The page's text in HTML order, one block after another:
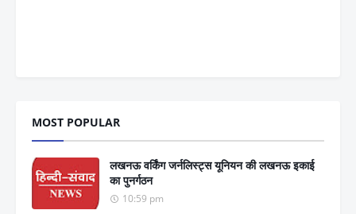
MOST POPULAR
लखनऊ वर्किंग जर्नलिस्ट्स यूनियन की लखनऊ इकाई
का पुनर्गठन
10:59 pm